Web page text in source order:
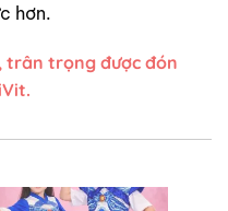
hơn.
trân trọng được đón